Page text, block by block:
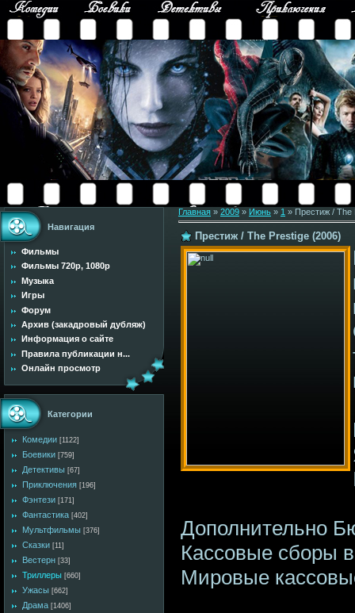
Навигация
Фильмы
Фильмы 720p, 1080p
Музыка
Игры
Форум
Архив (закадровый дубляж)
Информация о сайте
Правила публикации н...
Онлайн просмотр
Категории
Комедии [1122]
Боевики [759]
Детективы [67]
Приключения [196]
Фэнтези [171]
Фантастика [402]
Мультфильмы [376]
Сказки [11]
Вестерн [33]
Триллеры [660]
Ужасы [662]
Драма [1406]
Главная » 2009 » Июнь » 1 » Престиж / The
Престиж / The Prestige (2006)
Дополнительно
Кассовые сборы
Мировые